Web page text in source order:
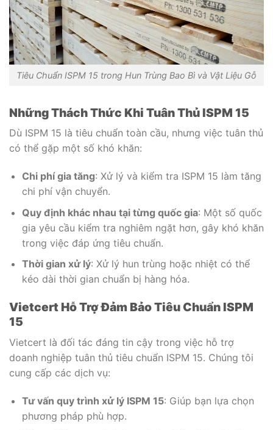
Tiêu Chuẩn ISPM 15 trong Hun Trùng Bao Bì và Vật Liệu Gỗ
Những Thách Thức Khi Tuân Thủ ISPM 15
Dù ISPM 15 là tiêu chuẩn toàn cầu, nhưng việc tuân thủ
có thể gặp một số khó khăn:
Chi phí gia tăng: Xử lý và kiểm tra ISPM 15 làm tăng
chi phí vận chuyển.
Quy định khác nhau tại từng quốc gia: Một số quốc
gia yêu cầu kiểm tra nghiêm ngặt hơn, gây khó khăn
trong việc đáp ứng tiêu chuẩn.
Thời gian xử lý: Xử lý hun trùng hoặc nhiệt có thể
kéo dài thời gian chuẩn bị hàng hóa.
Vietcert Hỗ Trợ Đảm Bảo Tiêu Chuẩn ISPM
15
Vietcert là đối tác đáng tin cậy trong việc hỗ trợ
doanh nghiệp tuân thủ tiêu chuẩn ISPM 15. Chúng tôi
cung cấp các dịch vụ:
Tư vấn quy trình xử lý ISPM 15: Giúp bạn lựa chọn
phương pháp phù hợp.